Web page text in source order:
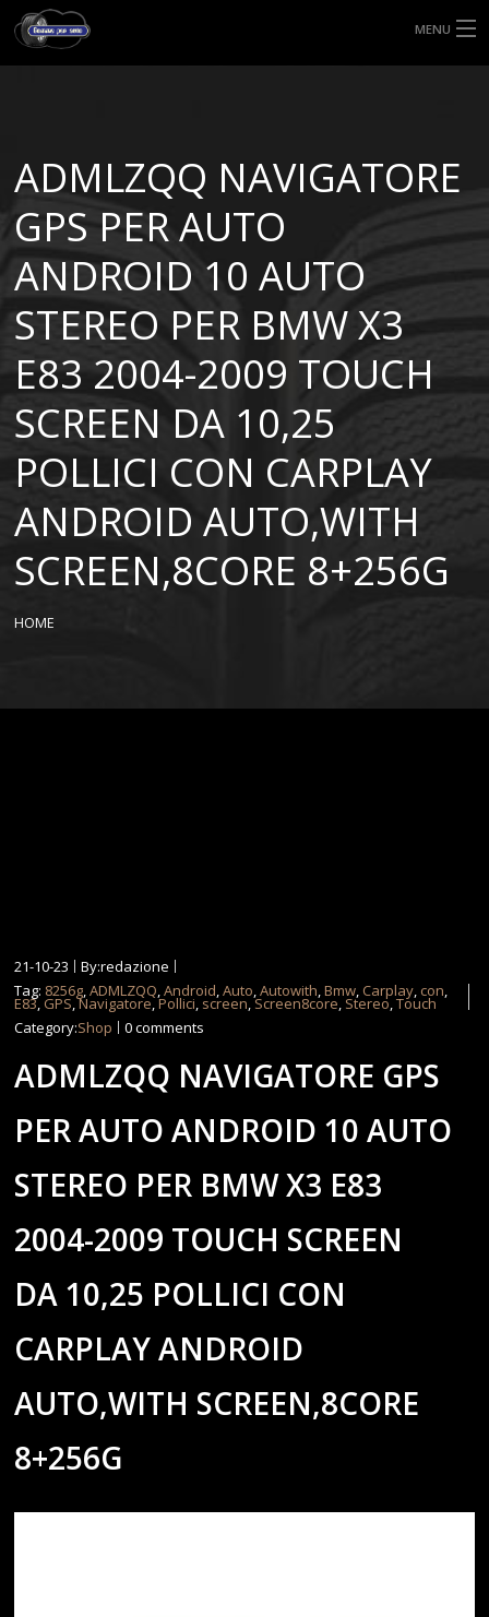
MENU
MISURE GOMME
BLOG
SHOP
ADMLZQQ NAVIGATORE
GPS PER AUTO
ANDROID 10 AUTO
STEREO PER BMW X3
E83 2004-2009 TOUCH
SCREEN DA 10,25
POLLICI CON CARPLAY
ANDROID AUTO,WITH
SCREEN,8CORE 8+256G
HOME
21-10-23
By:redazione
Tag: 8256g,ADMLZQQ,Android,Auto,Autowith,Bmw, Carplay, con,
E83, GPS,Navigatore,Pollici, screen,Screen8core, Stereo,Touch
Category:Shop 0 comments
ADMLZQQ NAVIGATORE GPS
PER AUTO ANDROID 10 AUTO
STEREO PER BMW X3 E83
2004-2009 TOUCH SCREEN
DA 10,25 POLLICI CON
CARPLAY ANDROID
AUTO,WITH SCREEN,8CORE
8+256G